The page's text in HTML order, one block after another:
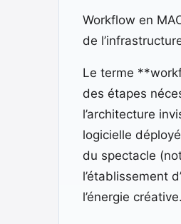
Workflow en
de
Le terme
des étapes
l’architecture
logicielle
du spectacle
l’établissement
l’énergie créative.